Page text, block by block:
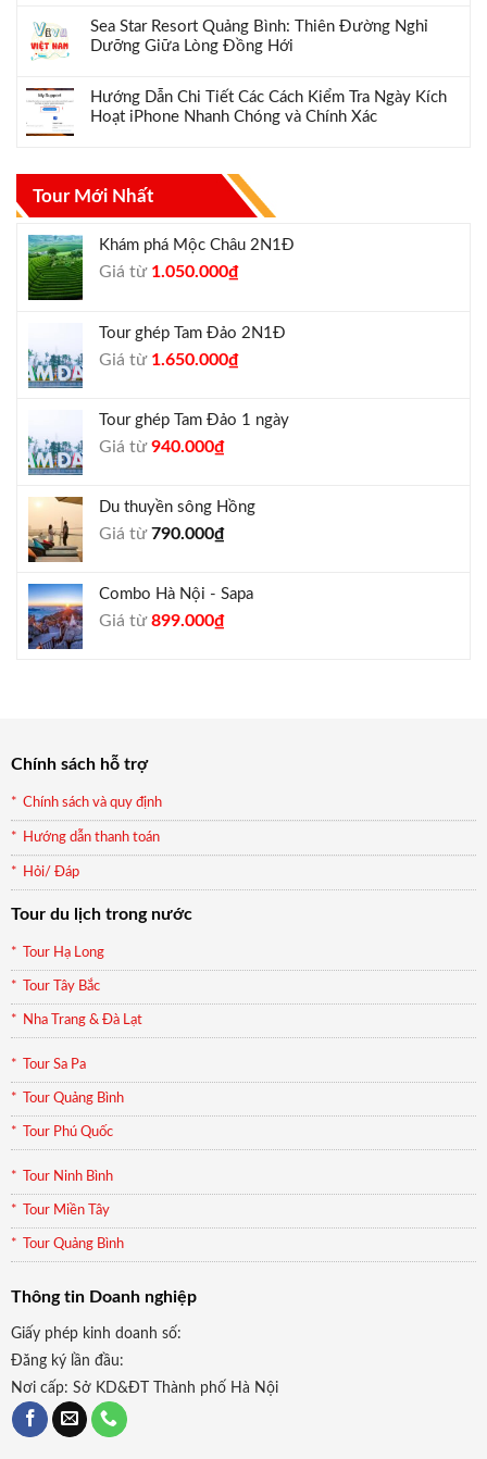
Sea Star Resort Quảng Bình: Thiên Đường Nghỉ
Dưỡng Giữa Lòng Đồng Hới
Hướng Dẫn Chi Tiết Các Cách Kiểm Tra Ngày Kích
Hoạt iPhone Nhanh Chóng và Chính Xác
Tour Mới Nhất
Khám phá Mộc Châu 2N1Đ
Giá từ Giá
1.300.000₫.
1.050.000₫Giá
là:
Tour ghép Tam Đảo 2N1Đ
Giá từ Giá
1.800.000₫.
1.650.000₫Giá
là:
Tour ghép Tam Đảo 1 ngày
Giá từGiá
1.000.000₫.
940.000₫Giá
là:
Du thuyền sông Hồng
Giá từ790.000₫
Combo Hà Nội - Sapa
Giá từGiá
899.000₫Giá
Chính sách hỗ trợ
Chính sách và quy định
Hướng dẫn thanh toán
Hỏi/ Đáp
Tour du lịch trong nước
Tour Hạ Long
Tour Tây Bắc
Nha Trang & Đà Lạt
Tour Sa Pa
Tour Quảng Bình
Tour Phú Quốc
Tour Ninh Bình
Tour Miền Tây
Tour Quảng Bình
Thông tin Doanh nghiệp
Giấy phép kinh doanh số:
Đăng ký lần đầu:
Nơi cấp: Sở KD&ĐT Thành phố Hà Nội